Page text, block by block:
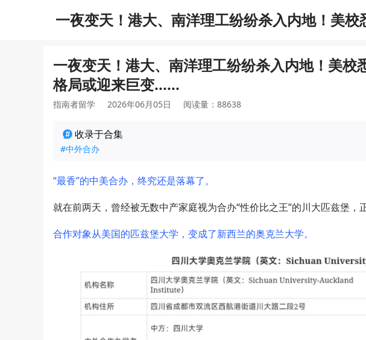
一夜变天！港大、南洋理工纷纷杀入内地！美
巨变......
一夜变天！港大、南洋理工纷纷杀入内地！美校
格局或迎来巨变......
指南者留学 2026年06月05日 阅读量：88638
收录于合集
#中外合办
“最香”的中美合办，终究还是落幕了。
就在前两天，曾经被无数中产家庭视为合办“性价比之王”的川大匹兹堡，
合作对象从美国的匹兹堡大学，变成了新西兰的奥克兰大学。